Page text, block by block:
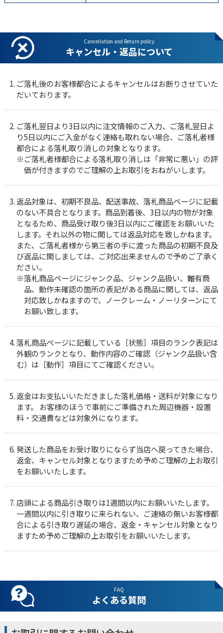
Cancellation and Return policy
キャンセル・返品について
ご落札後のお客様都合によるキャンセルはお断りさせていた
だいております。
ご落札翌日より3日以内に注文情報のご入力、ご落札翌日よ
り5日以内にご入金がなく連絡も取れない場合、ご落札者様
都合による落札取り消しの対象となります。
ご落札者様都合による落札取り消しは「非常に悪い」の評
価が付きますのでご理解の上お取引をおねがいします。
返品対象は、初期不良品、配送事故、落札商品ページに記載
のない不具合となります。商品到着後、3日以内の物が対象
となるため、商品受け取り後3日以内にご確認をお願いいた
します。それ以外の物に関しては返品対応を致しかねます。
また、ご落札者様から第三者の手に渡った商品の初期不良及
び返品に関しましては、ご対応出来ませんので予めご了承く
ださい。
落札商品ページにジャンク品、ジャンク品扱い、難有商
品、動作未確認の箇所の表記がある商品に関しては、返品
対応致しかねますので、ノークレーム・ノーリターンにて
お願い致します。
落札商品ページに記載している［状態］項目のランク表記は
外観のランクとなり、動作内容のご確認（ジャンク品扱い含
む）は［動作］項目にてご確認ください。
返金はお支払いいただきました落札価格・送料が対象になり
ます。 お客様のほうで事前にご準備された周辺機器・設置
料・交通費などは対象外になります。
発送した商品をお受け取りにならず当店へ戻ってきた場合、
返金、キャンセル対象となりますため予めご理解の上お取引
をお願いいたします。
店頭による商品引き取りは1週間以内にお願いいたします。
一週間以内に引き取りに来られない、ご連絡の無いお客様都
合による引き取り遅延の場合、返金・キャンセル対象となり
ますため予めご理解の上お取引をお願いいたします。
FAQ
よくある質問